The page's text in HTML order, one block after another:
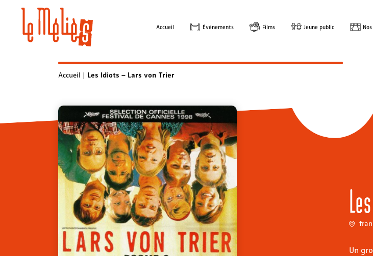
Accueil Évènements Films Jeune public
Accueil | Les Idiots – Lars von Trier
Un